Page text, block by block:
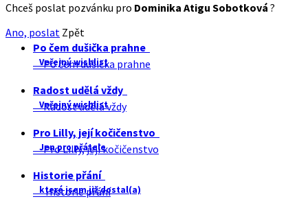
Chceš poslat pozvánku pro Dominika Atigu Sobotková ?
Ano, poslat Zpět
Po čem dušička prahne
Veřejný wishlist
Po čem dušička prahne
Radost udělá vždy
Veřejný wishlist
Radost udělá vždy
Pro Lilly, její kočičenstvo
Jen pro přátele
Pro Lilly, její kočičenstvo
Historie přání
které jsem již dostal(a)
Historie přání